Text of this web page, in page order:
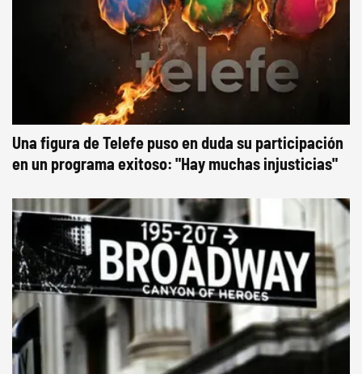
Una figura de Telefe puso en duda su participación
en un programa exitoso: "Hay muchas injusticias"